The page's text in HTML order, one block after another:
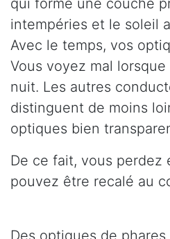
qui forme une couche
intempéries et le soleil
Avec le temps, vos
Vous voyez mal
nuit. Les autres
distinguent de moins
optiques bien
De ce fait, vous perdez
pouvez être recalé au